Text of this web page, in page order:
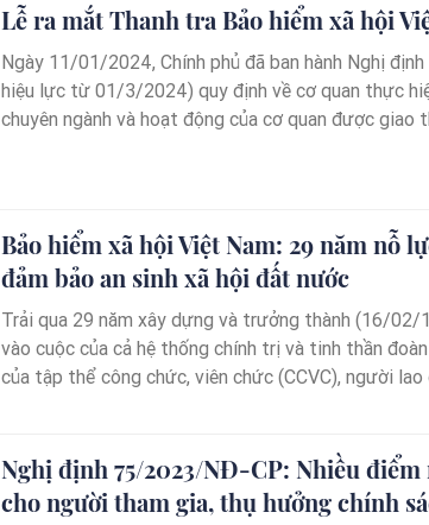
BHXH các tỉnh, thành phố trực thuộc Trung ương
chi trả ngay từ hôm nay để người hưởng được
nhất.
Lễ ra mắt Thanh tra Bảo hiểm xã hội
Ngày 11/01/2024, Chính phủ đã ban hành Nghị
hiệu lực từ 01/3/2024) quy định về cơ quan thực
chuyên ngành và hoạt động của cơ quan được giao
kiểm tra của BHXH Việt Nam. Không chỉ là đơn vị
Tổng Giám đốc, Thanh tra BHXH Việt Nam đã trở
trong ngôi nhà chung “Thanh tra Việt Nam”
Bảo hiểm xã hội Việt Nam: 29 năm nỗ
đảm bảo an sinh xã hội đất nước
Trải qua 29 năm xây dựng và trưởng thành (16/
vào cuộc của cả hệ thống chính trị và tinh thần
của tập thể công chức, viên chức (CCVC), người
và Nhà nước, góp phần tiến bộ và công bằng xã
xã hội để phát triển đất nước.
Nghị định 75/2023/NĐ-CP: Nhiều
cho người tham gia, thụ hưởng chính